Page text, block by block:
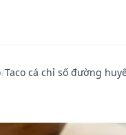
/Taco cá chỉ số đường